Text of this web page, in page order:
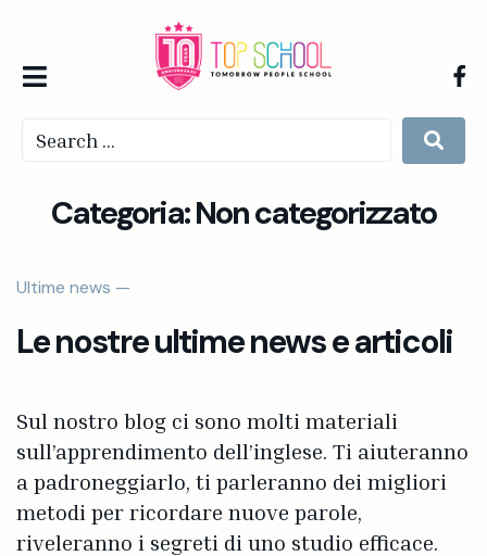
Categoria:Non categorizzato
Ultime news —
Le nostre ultime news e articoli
Sul nostro blog ci sono molti materiali
sull’apprendimento dell’inglese. Ti aiuteranno
a padroneggiarlo, ti parleranno dei migliori
metodi per ricordare nuove parole,
riveleranno i segreti di uno studio efficace.